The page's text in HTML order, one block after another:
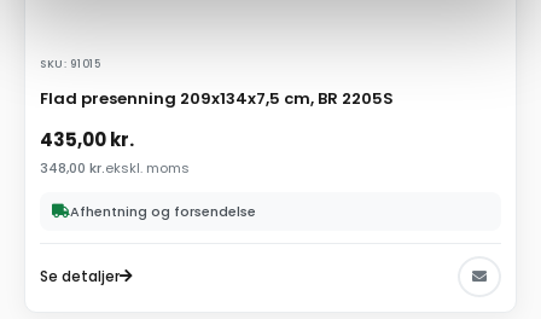
SKU: 91015
Flad presenning 209x134x7,5 cm, BR 2205S
435,00kr.
348,00 kr.ekskl. moms
Afhentning og forsendelse
Se detaljer